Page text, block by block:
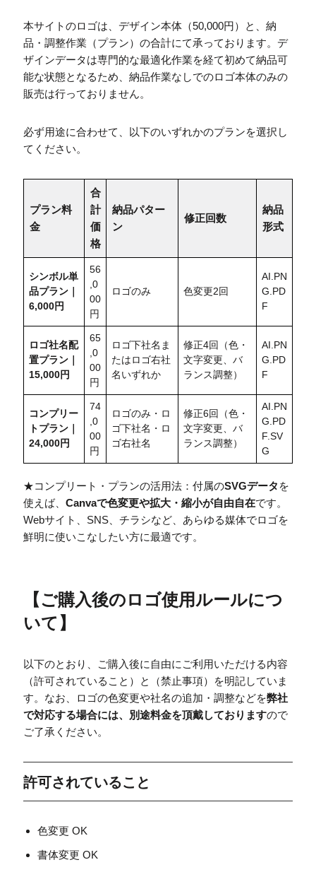
本サイトのロゴは、デザイン本体（50,000円）と、納
品・調整作業（プラン）の合計にて承っております。デ
ザインデータは専門的な最適化作業を経て初めて納品可
能な状態となるため、納品作業なしでのロゴ本体のみの
販売は行っておりません。
必ず用途に合わせて、以下のいずれかのプランを選択し
てください。
プラン料
金
合
計
価
格
納品パター
ン
修正回数
納品
形式
シンボル単
品プラン｜
6,000円
56
,0
00
円
ロゴのみ 色変更2回
AI.PN
G.PD
F
ロゴ社名配
置プラン｜
15,000円
65
,0
00
円
ロゴ下社名ま
たはロゴ右社
名いずれか
修正4回（色・
文字変更、バ
ランス調整）
AI.PN
G.PD
F
コンプリー
トプラン｜
24,000円
74
,0
00
円
ロゴのみ・ロ
ゴ下社名・ロ
ゴ右社名
修正6回（色・
文字変更、バ
ランス調整）
AI.PN
G.PD
F.SV
G
★コンプリート・プランの活用法：付属のSVGデータ を
使えば、 Canvaで色変更や拡大・縮小が自由自在です。
Webサイト、SNS、チラシなど、あらゆる媒体でロゴを
鮮明に使いこなしたい方に最適です。
【ご購入後のロゴ使用ルールにつ
いて 】
以下のとおり、ご購入後に自由にご利用いただける内容
（許可されていること）と（禁止事項）を明記していま
す。なお、ロゴの色変更や社名の追加・調整などを弊社
で対応する場合には、別途料金を頂戴しておりますので
ご了承ください。
許可されていること
色変更 OK
書体変更 OK